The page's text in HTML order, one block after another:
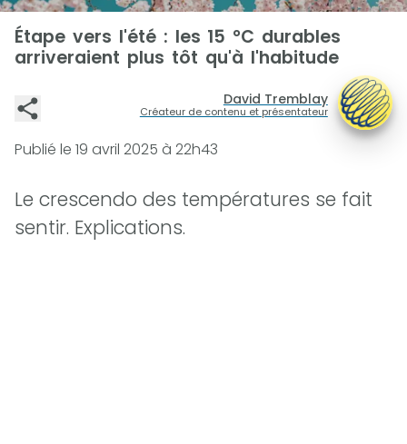
Étape vers l'été : les 15 °C durables
arriveraient plus tôt qu'à l'habitude
David Tremblay
Créateur de contenu et présentateur
Publié le 19 avril 2025 à 22h43
Le crescendo des températures se fait
sentir. Explications.